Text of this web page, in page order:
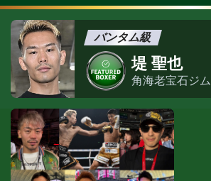
バンタム級
堤 聖也
角海老宝石ジム